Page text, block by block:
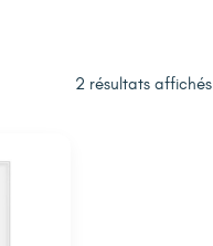
2 résultats affichés